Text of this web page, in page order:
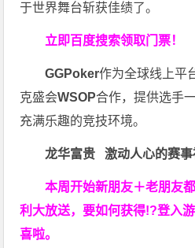
于世界舞台斩获佳绩了。
立即百度搜索领取门票！
GGPoker作为全球线上平
克盛会WSOP合作，提供选手
充满乐趣的竞技环境。
龙华富贵 激动人心的赛事
本周开始新朋友＋老朋友
利大放送，要如何获得!?登入
喜啦。